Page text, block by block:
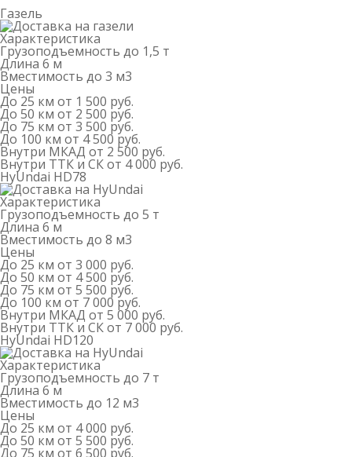
Газель
Характеристика
Грузоподъемность до 1,5 т
Длина 6 м
Вместимость до 3 м3
Цены
До 25 км от 1 500 руб.
До 50 км от 2 500 руб.
До 75 км от 3 500 руб.
До 100 км от 4 500 руб.
Внутри МКАД от 2 500 руб.
Внутри ТТК и СКот 4 000 руб.
HyUndai HD78
Характеристика
Грузоподъемность до 5 т
Длина 6 м
Вместимость до 8 м3
Цены
До 25 км от 3 000 руб.
До 50 км от 4 500 руб.
До 75 км от 5 500 руб.
До 100 км от 7 000 руб.
Внутри МКАД от 5 000 руб.
Внутри ТТК и СКот 7 000 руб.
HyUndai HD120
Характеристика
Грузоподъемность до 7 т
Длина 6 м
Вместимость до 12 м3
Цены
До 25 км от 4 000 руб.
До 50 км от 5 500 руб.
До 75 км от 6 500 руб.